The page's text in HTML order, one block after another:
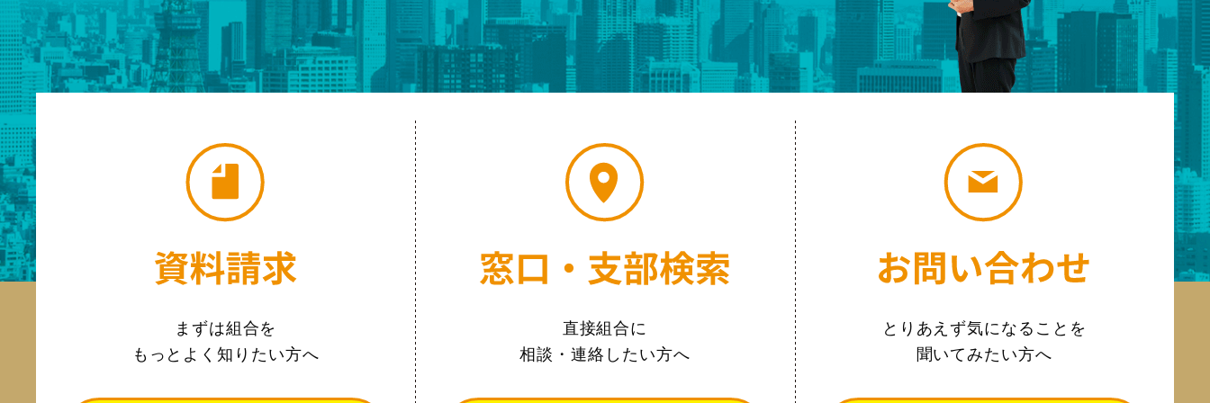
まずは組合を
もっとよく知りたい方へ
直接組合に
相談・連絡したい方へ
とりあえず気になることを
聞いてみたい方へ